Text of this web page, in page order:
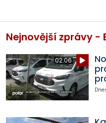
Nejnovější zprávy -
02:06